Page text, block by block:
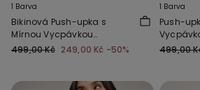
1 Barva
Bikinová Push-upka s
Mírnou Vycpávkou
Paradise Bay Bílá
499,00 Kč 249,00 Kč -50%
1 Barva
Push-
Country
499,00